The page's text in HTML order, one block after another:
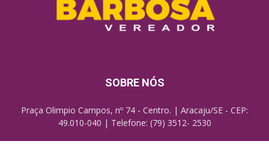
SOBRE NÓS
Praça Olimpio Campos, nº 74 - Centro. | Aracaju/SE - CEP:
49.010-040 | Telefone: (79) 3512- 2530